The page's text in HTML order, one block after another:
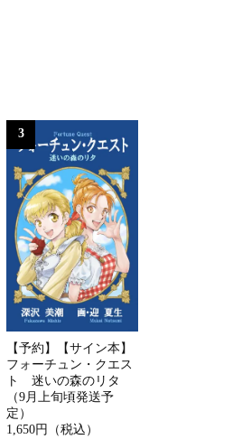
3
【予約】【サイン本】
フォーチュン・クエス
ト 迷いの森のリタ
（9月上旬頃発送予
定）
1,650円（税込）